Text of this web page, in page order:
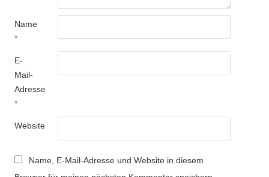
Name
*
E-
Mail-
Adresse
*
Website
Name, E-Mail-Adresse und Website in diesem